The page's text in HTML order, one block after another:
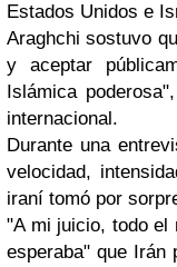
Estados Unidos e
Araghchi sostuvo
y aceptar
Islámica
internacional.
Durante una
velocidad,
iraní tomó por
"A mi juicio, todo el
esperaba" que Irán